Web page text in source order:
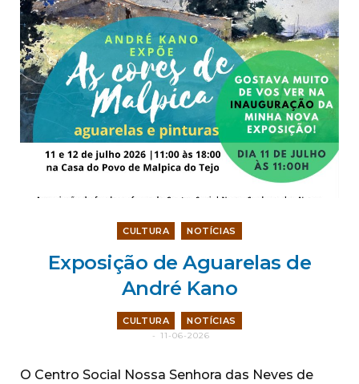
CULTURA NOTÍCIAS
Exposição de Aguarelas de
André Kano
CULTURA NOTÍCIAS
11-06-2026
O Centro Social Nossa Senhora das Neves de